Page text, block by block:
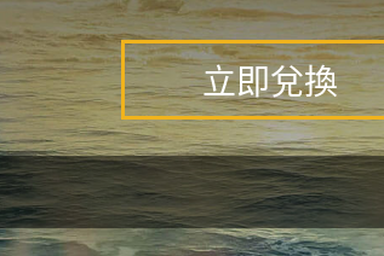
立即兌換